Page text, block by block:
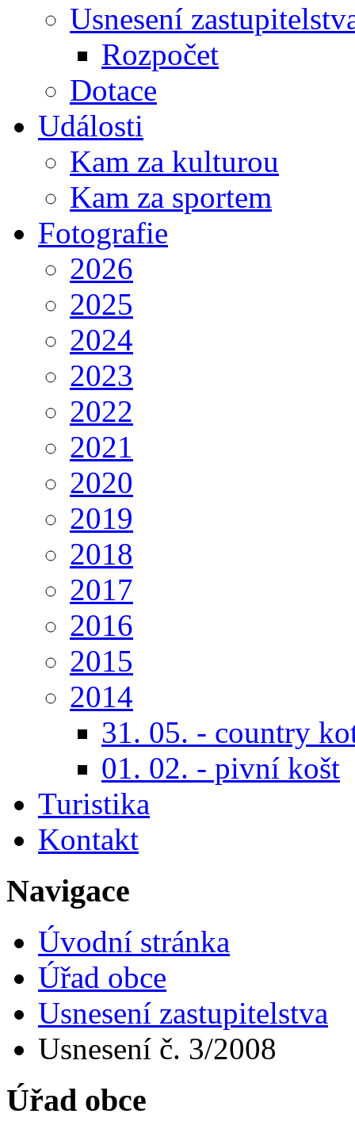
Usnesení
Rozpočet
Dotace
Události
Kam za kulturou
Kam za sportem
Fotografie
2026
2025
2024
2023
2022
2021
2020
2019
2018
2017
2016
2015
2014
31. 05. - country
01. 02. - pivní košt
Turistika
Kontakt
Navigace
Úvodní stránka
Úřad obce
Usnesení zastupitelstva
Usnesení č. 3/2008
Úřad obce